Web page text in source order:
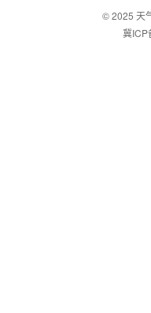
© 2025 天
冀ICP